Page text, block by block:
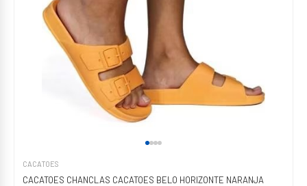
CACATOES
CACATOES CHANCLAS CACATOES BELO HORIZONTE NARANJA